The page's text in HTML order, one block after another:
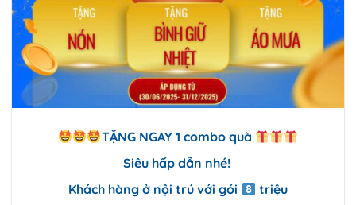
TẶNG NGAY 1 combo quà
Siêu hấp dẫn nhé!
Khách hàng ở nội trú với gói
triệu